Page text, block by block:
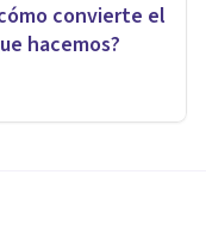
convierte el
hacemos?